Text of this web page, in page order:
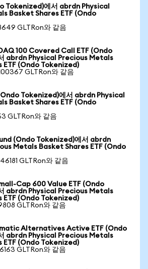
Tokenized)에서 abrdn Physical
Basket Shares ETF (Ondo
GLTRon와 같음
100 Covered Call ETF (Ondo
abrdn Physical Precious Metals
ETF (Ondo Tokenized)
GLTRon와 같음
Tokenized)에서 abrdn Physical
Basket Shares ETF (Ondo
GLTRon와 같음
(Ondo Tokenized)에서 abrdn
Metals Basket Shares ETF (Ondo
GLTRon와 같음
Cap 600 Value ETF (Ondo
abrdn Physical Precious Metals
ETF (Ondo Tokenized)
GLTRon와 같음
Alternatives Active ETF (Ondo
abrdn Physical Precious Metals
ETF (Ondo Tokenized)
GLTRon와 같음